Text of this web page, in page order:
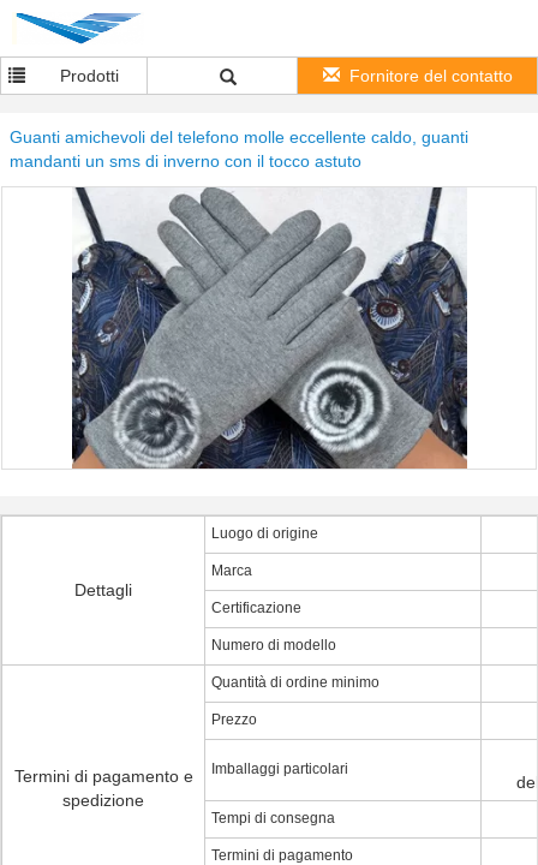
Prodotti Fornitore del contatto
Guanti amichevoli del telefono molle eccellente caldo, guanti
mandanti un sms di inverno con il tocco astuto
Dettagli
Luogo di origine
Marca
Certificazione
Numero di modello
Termini di pagamento e
spedizione
Quantità di ordine minimo
Prezzo
Imballaggi particolari
Tempi di consegna
Termini di pagamento